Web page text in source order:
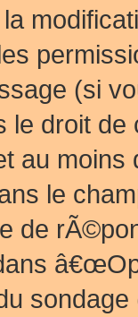
(si
le droit
au
le
de